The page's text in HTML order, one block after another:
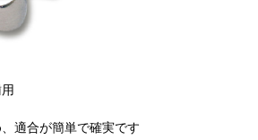
適合が簡単で確実です